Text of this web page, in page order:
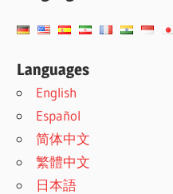
Languages
English
Español
简体中文
繁體中文
日本語